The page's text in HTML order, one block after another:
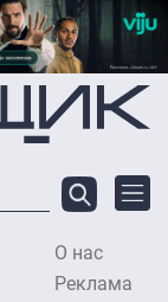
О нас
Реклама